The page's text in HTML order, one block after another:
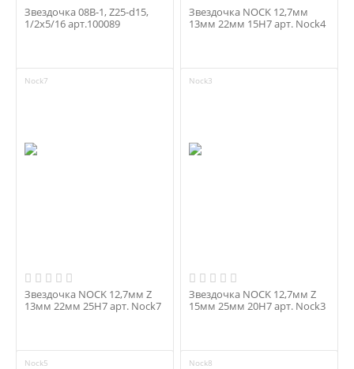
Звездочка 08B-1, Z25-d15,
1/2x5/16 арт.100089
Звездочка NOCK 12,7мм
13мм 22мм 15H7 арт. Nock4
Nock7
Звездочка NOCK 12,7мм Z
13мм 22мм 25H7 арт. Nock7
Nock3
Звездочка NOCK 12,7мм Z
15мм 25мм 20H7 арт. Nock3
Nock5 Nock8